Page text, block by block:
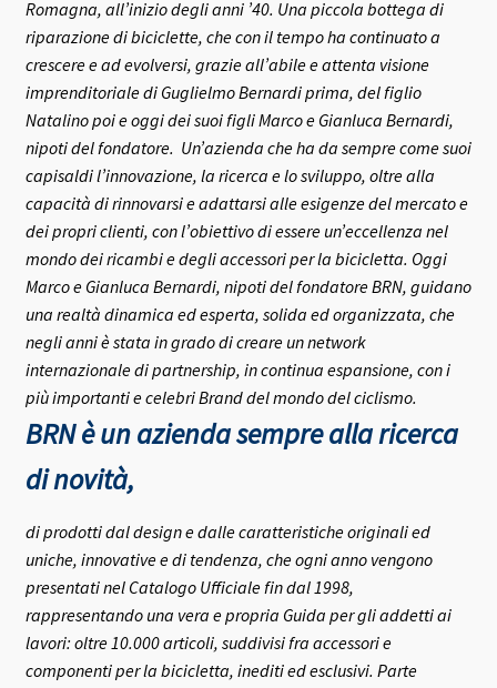
Romagna, all’inizio degli anni ’40. Una piccola bottega di
riparazione di biciclette, che con il tempo ha continuato a
crescere e ad evolversi, grazie all’abile e attenta visione
imprenditoriale di Guglielmo Bernardi prima, del figlio
Natalino poi e oggi dei suoi figli Marco e Gianluca Bernardi,
nipoti del fondatore. Un’azienda che ha da sempre come suoi
capisaldi l’innovazione, la ricerca e lo sviluppo, oltre alla
capacità di rinnovarsi e adattarsi alle esigenze del mercato e
dei propri clienti, con l’obiettivo di essere un’eccellenza nel
mondo dei ricambi e degli accessori per la bicicletta. Oggi
Marco e Gianluca Bernardi, nipoti del fondatore BRN, guidano
una realtà dinamica ed esperta, solida ed organizzata, che
negli anni è stata in grado di creare un network
internazionale di partnership, in continua espansione, con i
più importanti e celebri Brand del mondo del ciclismo.
BRN è un azienda sempre alla ricerca
di novità,
di prodotti dal design e dalle caratteristiche originali ed
uniche, innovative e di tendenza, che ogni anno vengono
presentati nel Catalogo Ufficiale fin dal 1998,
rappresentando una vera e propria Guida per gli addetti ai
lavori: oltre 10.000 articoli, suddivisi fra accessori e
componenti per la bicicletta, inediti ed esclusivi. Parte